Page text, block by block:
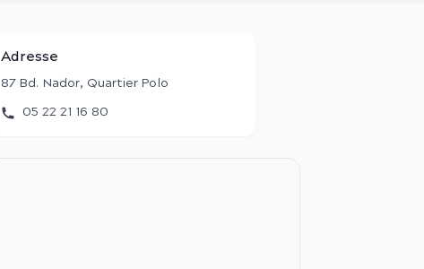
Adresse
87 Bd. Nador, Quartier Polo
05 22 21 16 80